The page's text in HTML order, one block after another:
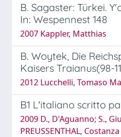
B. Sagaster: Türkei.
In: Wespennest 148
2007 Kappler, Matthias
B. Woytek, Die
Kaisers Traianus(98-
2012 Lucchelli, Tomaso
B1 L'italiano scritto
2009 D., D'Aguanno; S.,
PREUSSENTHAL, Costanza